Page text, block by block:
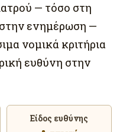
— τόσο στη
ενημέρωση —
νομικά κριτήρια
ευθύνη στην
Είδος ευθύνης